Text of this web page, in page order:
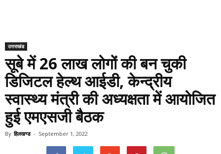
उत्तराखंड
सूबे में 26 लाख लोगों की बन चुकी
डिजिटल हेल्थ आईडी, केन्द्रीय
स्वास्थ्य मंत्री की अध्यक्षता में आयोजित
हुई एमएसजी बैठक
By हिलखण्ड - September 1, 2022